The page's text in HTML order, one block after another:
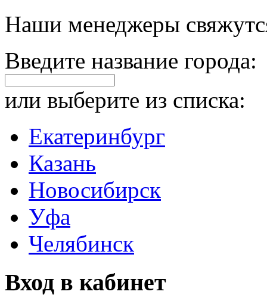
Наши менеджеры
Введите название города:
или выберите из списка:
Екатеринбург
Казань
Новосибирск
Уфа
Челябинск
Вход в кабинет